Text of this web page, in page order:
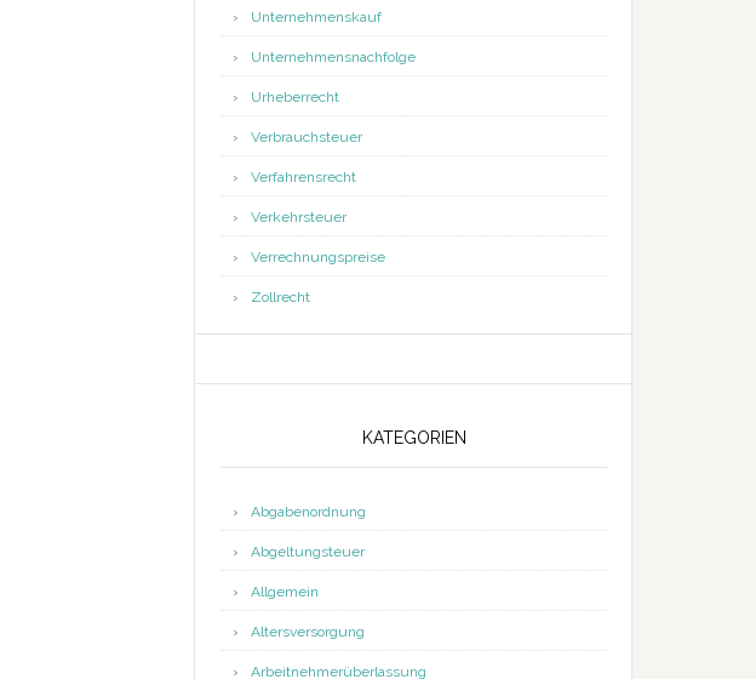
Unternehmenskauf
Unternehmensnachfolge
Urheberrecht
Verbrauchsteuer
Verfahrensrecht
Verkehrsteuer
Verrechnungspreise
Zollrecht
KATEGORIEN
Abgabenordnung
Abgeltungsteuer
Allgemein
Altersversorgung
Arbeitnehmerüberlassung